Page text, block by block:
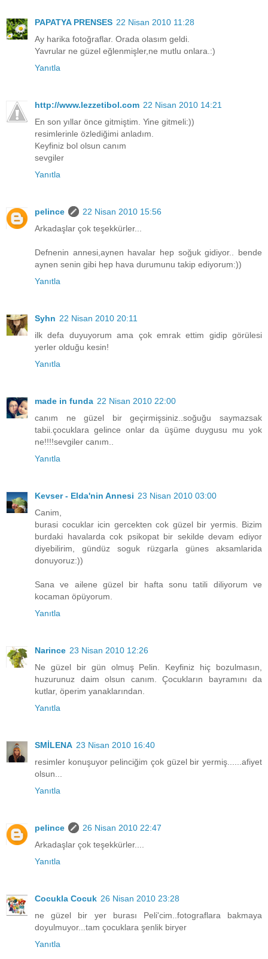
PAPATYA PRENSES 22 Nisan 2010 11:28
Ay harika fotoğraflar. Orada olasım geldi.
Yavrular ne güzel eğlenmişler,ne mutlu onlara.:)
Yanıtla
http://www.lezzetibol.com 22 Nisan 2010 14:21
En son yıllar önce gitmiştim. Yine gitmeli:))
resimlerinle özlediğimi anladım.
Keyfiniz bol olsun canım
sevgiler
Yanıtla
pelince
22 Nisan 2010 15:56
Arkadaşlar çok teşekkürler...
Defnenin annesi,aynen havalar hep soğuk gidiyor.. bende
aynen senin gibi hep hava durumunu takip ediyorum:))
Yanıtla
Syhn 22 Nisan 2010 20:11
ilk defa duyuyorum ama çok emrak ettim gidip görülesi
yerler olduğu kesin!
Yanıtla
made in funda 22 Nisan 2010 22:00
canım ne güzel bir geçirmişsiniz..soğuğu saymazsak
tabii.çocuklara gelince onlar da üşüme duygusu mu yok
ne!!!!sevgiler canım..
Yanıtla
Kevser - Elda'nin Annesi 23 Nisan 2010 03:00
Canim,
burasi cocuklar icin gercekten cok güzel bir yermis. Bizim
burdaki havalarda cok psikopat bir sekilde devam ediyor
diyebilirim, gündüz soguk rüzgarla günes aksamlarida
donuyoruz:))
Sana ve ailene güzel bir hafta sonu tatili diliyorum ve
kocaman öpüyorum.
Yanıtla
Narince 23 Nisan 2010 12:26
Ne güzel bir gün olmuş Pelin. Keyfiniz hiç bozulmasın,
huzurunuz daim olsun canım. Çocukların bayramını da
kutlar, öperim yanaklarından.
Yanıtla
SMİLENA 23 Nisan 2010 16:40
resimler konuşuyor pelinciğim çok güzel bir yermiş......afiyet
olsun...
Yanıtla
pelince
26 Nisan 2010 22:47
Arkadaşlar çok teşekkürler....
Yanıtla
Cocukla Cocuk 26 Nisan 2010 23:28
ne güzel bir yer burası Peli'cim..fotograflara bakmaya
doyulmuyor...tam çocuklara şenlik biryer
Yanıtla